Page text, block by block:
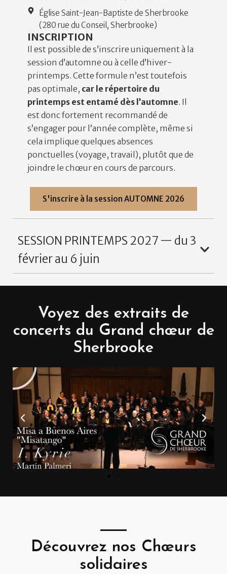
Église Saint-Jean-Baptiste de Sherbrooke
(280 rue du Conseil, Sherbrooke)
INSCRIPTION
Il est possible de s’inscrire uniquement à la
session d’automne ou à celle d’hiver-
printemps. Cette formule n’est toutefois
pas optimale, car le répertoire du
printemps est entamé dès l’automne. Il
est donc fortement recommandé de
s’engager pour l’année complète, même si
cela implique quelques absences
ponctuelles (voyage, travail), plutôt que de
joindre le chœur en cours de parcours.
S'inscrire à la session AUTOMNE 2026
SESSION PRINTEMPS 2027 — du 3
février au 6 juin
Voyez des extraits de
concerts du Grand chœur de
Sherbrooke
Découvrez nos Chœurs
solidaires